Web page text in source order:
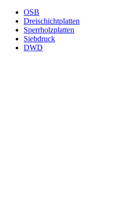
OSB
Dreischichtplatten
Sperrholzplatten
Siebdruck
DWD